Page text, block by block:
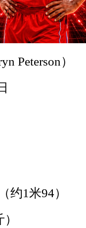
Peterson）
约1米94）